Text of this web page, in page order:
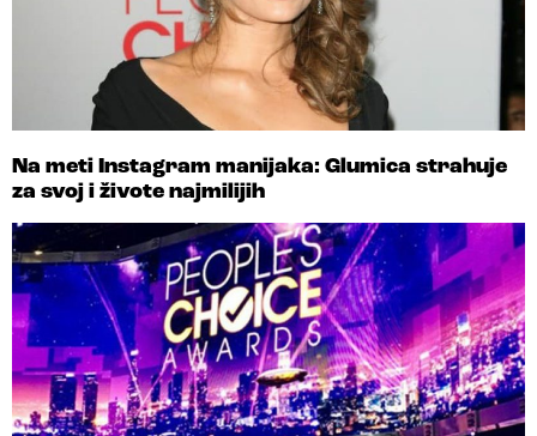
Na meti Instagram manijaka: Glumica strahuje
za svoj i živote najmilijih